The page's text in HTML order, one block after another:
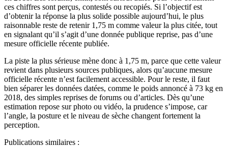
ces chiffres sont perçus, contestés ou recopiés. Si l’objectif est
d’obtenir la réponse la plus solide possible aujourd’hui, le plus
raisonnable reste de retenir 1,75 m comme valeur la plus citée, tout
en signalant qu’il s’agit d’une donnée publique reprise, pas d’une
mesure officielle récente publiée.
La piste la plus sérieuse mène donc à 1,75 m, parce que cette valeur
revient dans plusieurs sources publiques, alors qu’aucune mesure
officielle récente n’est facilement accessible. Pour le reste, il faut
bien séparer les données datées, comme le poids annoncé à 73 kg en
2018, des simples reprises de forums ou d’articles. Dès qu’une
estimation repose sur photo ou vidéo, la prudence s’impose, car
l’angle, la posture et le niveau de sèche changent fortement la
perception.
Publications similaires :